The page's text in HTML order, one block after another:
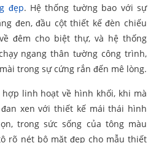
đẹp. Hệ thống tường bao với sự
đen, đầu cột thiết kế đèn chiếu
đêm cho biệt thự, và hệ thống
ngang thân tường công trình,
trong sự cứng rắn đến mê lòng.
linh hoạt về hình khối, khi mà
xen với thiết kế mái thái hình
trong sức sống của tông màu
rõ nét bộ mặt đẹp cho mẫu thiết